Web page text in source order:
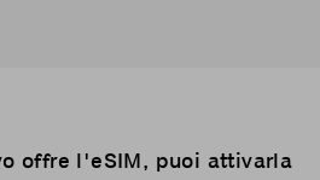
offre l'eSIM, puoi attivarla